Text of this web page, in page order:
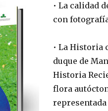
• La calidad
con
• La Historia
duque de
Historia
flora
representada